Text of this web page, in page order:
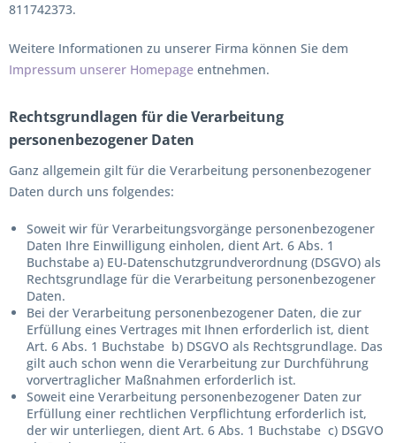
811742373.
Weitere Informationen zu unserer Firma können Sie dem
Impressum unserer Homepage entnehmen.
Rechtsgrundlagen für die Verarbeitung
personenbezogener Daten
Ganz allgemein gilt für die Verarbeitung personenbezogener
Daten durch uns folgendes:
Soweit wir für Verarbeitungsvorgänge personenbezogener
Daten Ihre Einwilligung einholen, dient Art. 6 Abs. 1
Buchstabe a) EU-Datenschutzgrundverordnung (DSGVO) als
Rechtsgrundlage für die Verarbeitung personenbezogener
Daten.
Bei der Verarbeitung personenbezogener Daten, die zur
Erfüllung eines Vertrages mit Ihnen erforderlich ist, dient
Art. 6 Abs. 1 Buchstabe b) DSGVO als Rechtsgrundlage. Das
gilt auch schon wenn die Verarbeitung zur Durchführung
vorvertraglicher Maßnahmen erforderlich ist.
Soweit eine Verarbeitung personenbezogener Daten zur
Erfüllung einer rechtlichen Verpflichtung erforderlich ist,
der wir unterliegen, dient Art. 6 Abs. 1 Buchstabe c) DSGVO